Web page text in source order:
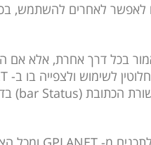
לאפשר לאחרים להשתמש,
בכל דרך אחרת, אלא אם
לשימוש ולצפייה בו ב-
הכתובת (Status
bar
)